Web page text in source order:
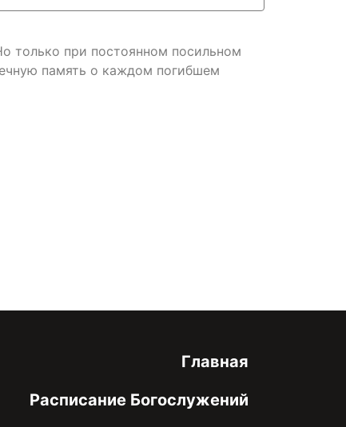
только при постоянном посильном
память о каждом погибшем
Главная
Расписание Богослужений